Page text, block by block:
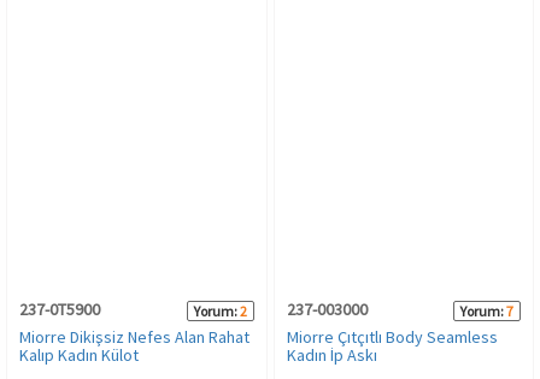
237-0T5900 Yorum:2
Miorre Dikişsiz Nefes Alan Rahat
Kalıp Kadın Külot
237-003000 Yorum:7
Miorre Çıtçıtlı Body Seamless
Kadın İp Askı